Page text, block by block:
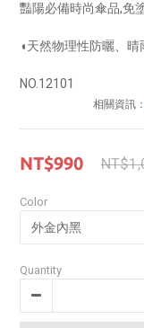
豔陽必備時尚傘品,免
◖天然物理性防曬、
NO.12101
相關資訊：
NT$990
Color
Quantity